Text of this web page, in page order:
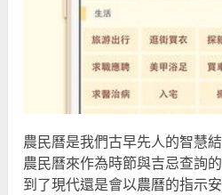
農民曆是我們古早先人的智慧
農民曆來作為時節與吉忌查詢
到了現代還是會以農曆的指示